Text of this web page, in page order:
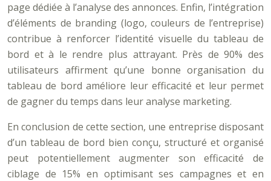
page dédiée à l’analyse des annonces. Enfin, l’intégration
d’éléments de branding (logo, couleurs de l’entreprise)
contribue à renforcer l’identité visuelle du tableau de
bord et à le rendre plus attrayant. Près de 90% des
utilisateurs affirment qu’une bonne organisation du
tableau de bord améliore leur efficacité et leur permet
de gagner du temps dans leur analyse marketing.
En conclusion de cette section, une entreprise disposant
d’un tableau de bord bien conçu, structuré et organisé
peut potentiellement augmenter son efficacité de
ciblage de 15% en optimisant ses campagnes et en